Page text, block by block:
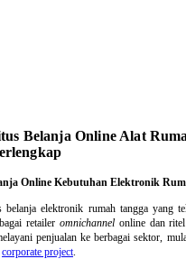
Belanja Online Alat
Online Kebutuhan Elektronik
belanja elektronik rumah tanggayang
retaileromnichannel online dan
penjualan ke berbagai sektor,
corporate project.